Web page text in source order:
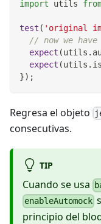
import utils
test ( 'original
// now we have
expect (utils .
expect (utils .
}) ;
Regresa el objeto
consecutivas.
TIP
Cuando se usa
enableAutomock
principio del